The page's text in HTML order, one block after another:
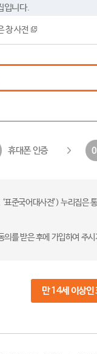
입니다.
창 사전
휴대폰 인증
표준국어대사전’) 누리집
를 받은 후에 가입하여 주
만 14세 이상인